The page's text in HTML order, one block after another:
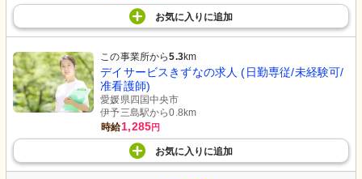
お気に入り に追加
この事業所から5.3km
デイサービスきずなの求人 (日勤専従/未経験可/
准看護師)
愛媛県四国中央市
伊予三島駅から0.8km
時給1,285円
お気に入り に追加